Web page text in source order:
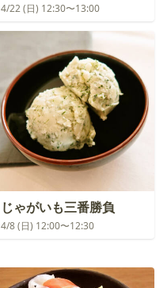
4/22 (日) 12:30〜13:00
じゃがいも三番勝負
4/8 (日) 12:00〜12:30